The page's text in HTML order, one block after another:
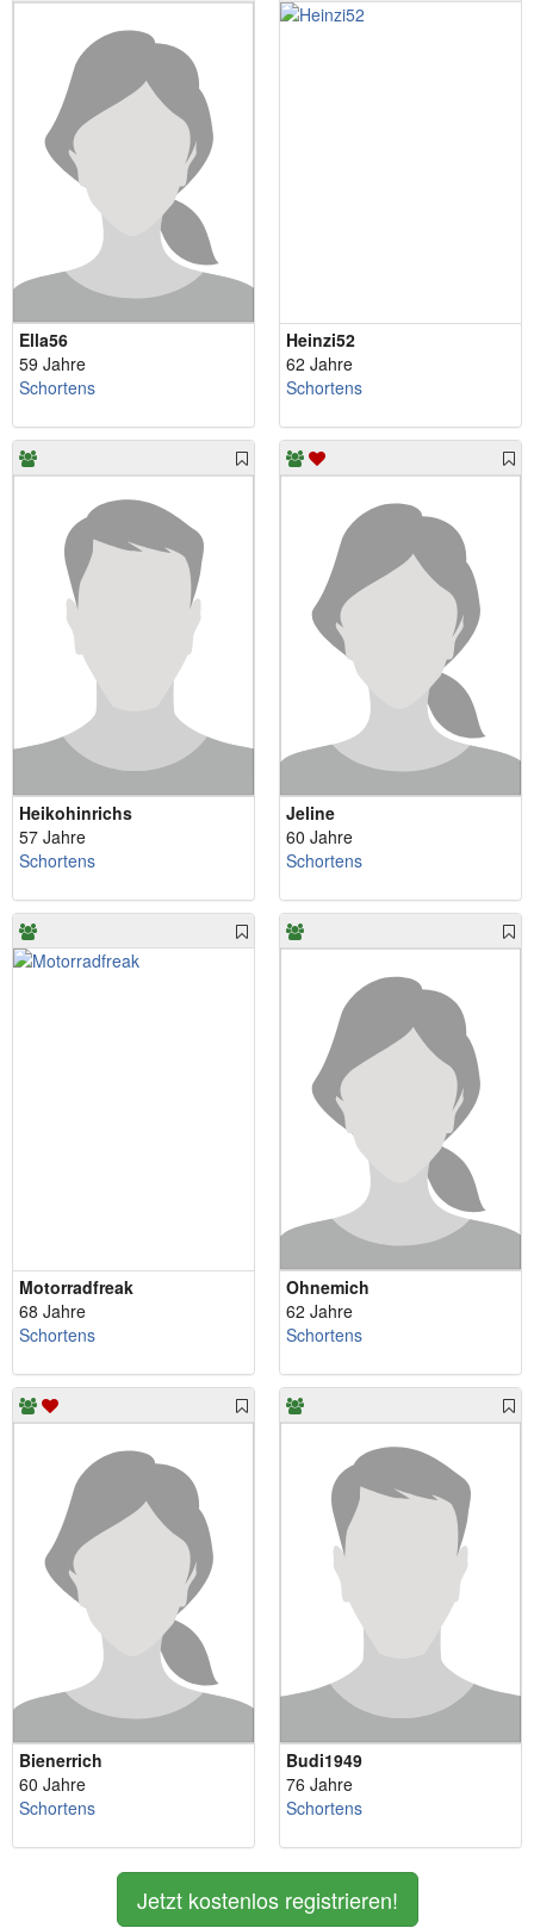
Ella56
59 Jahre
Schortens
Heinzi52
62 Jahre
Schortens
Heikohinrichs
57 Jahre
Schortens
Jeline
60 Jahre
Schortens
Motorradfreak
68 Jahre
Schortens
Ohnemich
62 Jahre
Schortens
Bienerrich
60 Jahre
Schortens
Budi1949
76 Jahre
Schortens
Jetzt kostenlos registrieren!